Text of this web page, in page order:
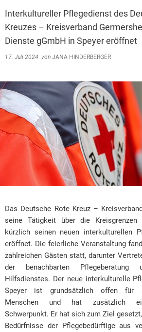
Interkultureller Pflegedienst des
Kreuzes – Kreisverband
Dienste gGmbH in Speyer eröffnet
17. Juli 2024 von JANA HINDERBERGER
Das Deutsche Rote Kreuz –
seine Tätigkeit über die
kürzlich seinen neuen interkulturellen
eröffnet. Die feierliche Veranstaltung
zahlreichen Gästen statt, darunter
der benachbarten
Hilfsdienstes. Der neue interkulturelle
Speyer ist grundsätzlich offen für
Menschen und hat zusätzlich
Schwerpunkt. Er hat sich zum Ziel
Bedürfnisse der Pflegebedürftige aus